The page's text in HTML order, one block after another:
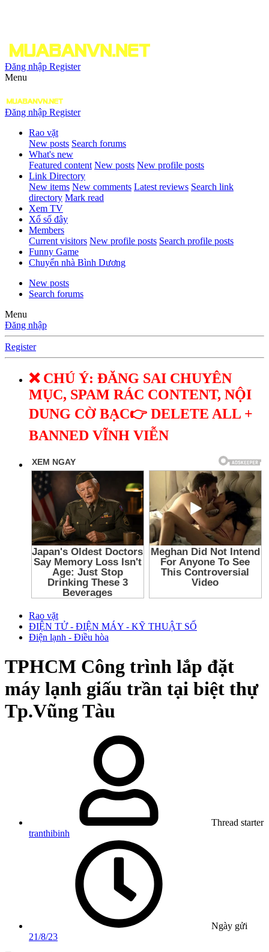
Đăng nhập Register
Menu
Đăng nhập Register
Rao vặt
New posts Search forums
What's new
Featured content New posts New profile posts
Link Directory
New items New comments Latest reviews Search link
directory Mark read
Xem TV
Xổ số đây
Members
Current visitors New profile posts Search profile posts
Funny Game
Chuyển nhà Bình Dương
New posts
Search forums
Menu
Đăng nhập
Register
❌ CHÚ Ý: ĐĂNG SAI CHUYÊN
MỤC, SPAM RÁC CONTENT, NỘI
DUNG CỜ BẠC👉 DELETE ALL +
BANNED VĨNH VIỄN
Rao vặt
ĐIỆN TỬ - ĐIỆN MÁY - KỸ THUẬT SỐ
Điện lạnh - Điều hòa
TPHCM Công trình lắp đặt
máy lạnh giấu trần tại biệt thự
Tp.Vũng Tàu
Thread starter
tranthibinh
Ngày gửi
21/8/23